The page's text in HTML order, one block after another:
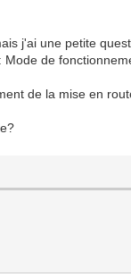
j'ai une petite
de
de la mise en